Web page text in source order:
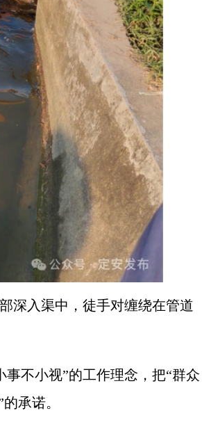
入渠中，徒手对缠绕在管道
不小视”的工作理念，把“群众
承诺。